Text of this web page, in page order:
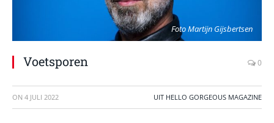
Foto Martijn Gijsbertsen
Voetsporen 0
ON 4 JULI 2022 UIT HELLO GORGEOUS MAGAZINE